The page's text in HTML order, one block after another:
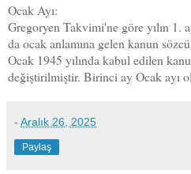
Ocak Ayı:
Gregoryen Takvimi'ne göre yılın 1.
da ocak anlamına gelen kanun
Ocak 1945 yılında kabul edilen
değiştirilmiştir. Birinci ay Ocak ayı
- Aralık 26, 2025
Paylaş